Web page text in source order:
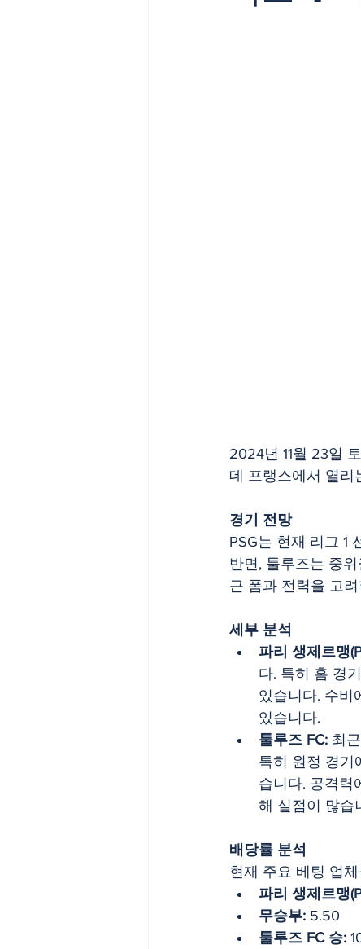
2024년 11월 23일
데 프랭스에서 열리
경기 전망
PSG는 현재 리그 1
반면, 툴루즈는 중
근 폼과 전력을 고
세부 분석
파리 생제르맹
다. 특히 홈 경
있습니다. 수비
있습니다.
툴루즈 FC: 최
특히 원정 경기
습니다. 공격력
해 실점이 많습
배당률 분석
현재 주요 베팅 업
파리 생제르맹
무승부: 5.50
툴루즈 FC 승: